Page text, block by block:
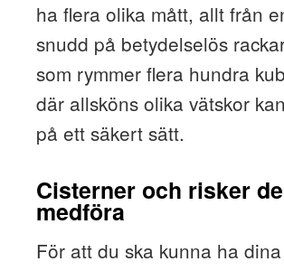
ha flera olika mått, allt från
snudd på betydelselös
som rymmer flera hundra
där allsköns olika vätskor
på ett säkert sätt.
Cisterner och risker
medföra
För att du ska kunna ha